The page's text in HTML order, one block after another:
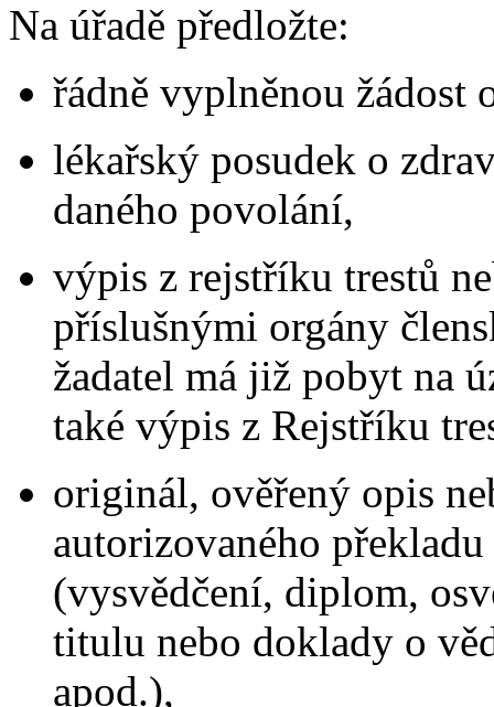
Na úřadě předložte:
řádně vyplněnou žádost
lékařský posudek o
daného povolání,
výpis z rejstříku trestů
příslušnými orgány
žadatel má již pobyt na
také výpis z Rejstříku
originál, ověřený opis
autorizovaného
(vysvědčení, diplom,
titulu nebo doklady o
apod.),